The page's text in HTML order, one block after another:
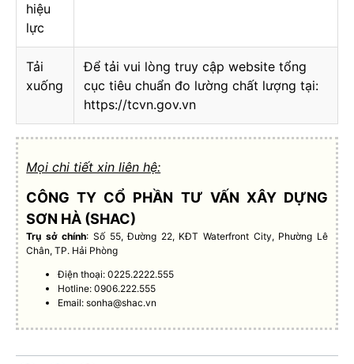
hiệu
lực
Tải
xuống
Để tải vui lòng truy cập website tổng
cục tiêu chuẩn đo lường chất lượng tại:
https://tcvn.gov.vn
Mọi chi tiết xin liên hệ:
CÔNG TY CỔ PHẦN TƯ VẤN XÂY DỰNG
SƠN HÀ (SHAC)
Trụ sở chính: Số 55, Đường 22, KĐT Waterfront City, Phường Lê
Chân, TP. Hải Phòng
Điện thoại: 0225.2222.555
Hotline: 0906.222.555
Email:sonha@shac.vn